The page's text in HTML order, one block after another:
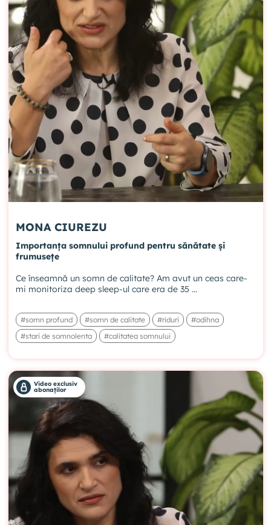
MONA CIUREZU
Importanța somnului profund pentru sănătate și
frumusețe
Ce înseamnă un somn de calitate? Am avut un ceas care-
mi monitoriza deep sleep-ul care era de 35 ...
#somn profund #somn de calitate #riduri
#odihna
#stari de somnolenta
#calitatea somnului
Video exclusiv
abonaților